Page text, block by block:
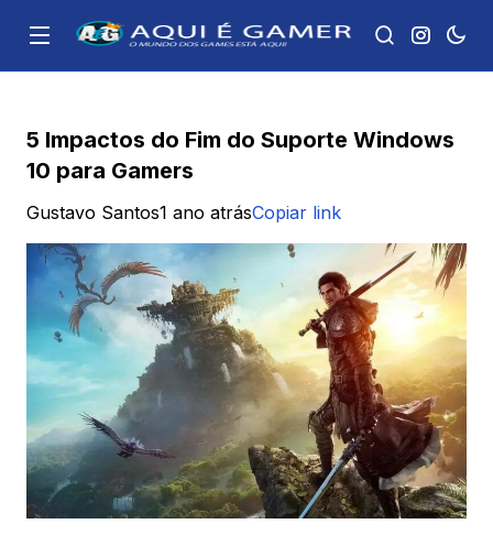
5 Impactos do Fim do Suporte Windows
10 para Gamers
Gustavo Santos1 ano atrásCopiar link